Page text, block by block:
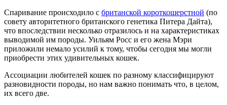
Спаривание происходило с британской короткошерстной (по
совету авторитетного британского генетика Питера Дайта),
что впоследствии несколько отразилось и на характеристиках
выводимой им породы. Уильям Росс и его жена Мэри
приложили немало усилий к тому, чтобы сегодня мы могли
приобрести этих удивительных кошек.
Ассоциации любителей кошек по разному классифицируют
разновидности породы, но нам важно понимать что, в целом,
их всего две.